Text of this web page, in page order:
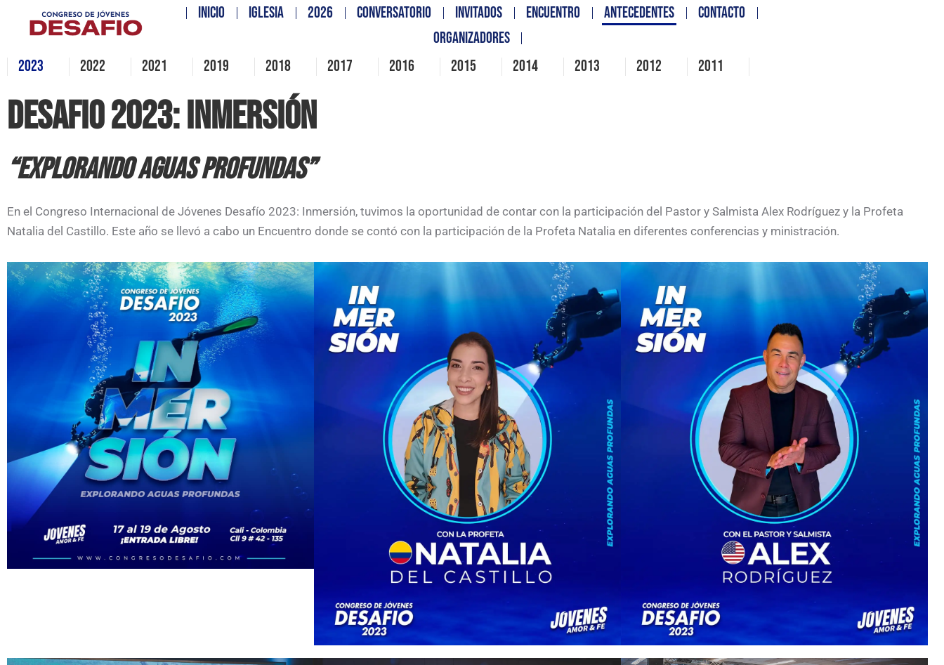
INICIO IGLESIA 2026 CONVERSATORIO INVITADOS ENCUENTRO ANTECEDENTES
CONTACTO
ORGANIZADORES
2023
2022 2021 2019 2018 2017 2016 2015 2014 2013 2012 2011
DESAFIO 2023: INMERSIÓN
“EXPLORANDO AGUAS PROFUNDAS”
En el Congreso Internacional de Jóvenes Desafío 2023: Inmersión, tuvimos la oportunidad de contar con la participación del Pastor y Salmista Alex Rodríguez y la Profeta
Natalia del Castillo. Este año se llevó a cabo un Encuentro donde se contó con la participación de la Profeta Natalia en diferentes conferencias y ministración.